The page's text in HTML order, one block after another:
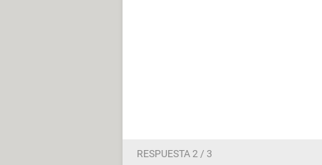
RESPUESTA 2 / 3